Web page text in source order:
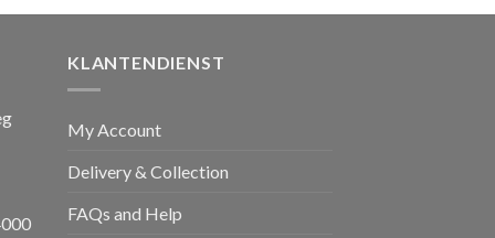
€ 1.650,00.
KLANTENDIENST
My Account
Delivery & Collection
FAQs and Help